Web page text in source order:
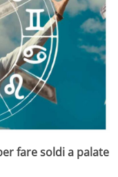
fare soldi a palate